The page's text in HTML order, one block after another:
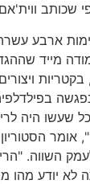
שכותב
ארבע
מייד
נפגשה
שעשו היה
הסטוריון
השווה.
לא יודע מהו